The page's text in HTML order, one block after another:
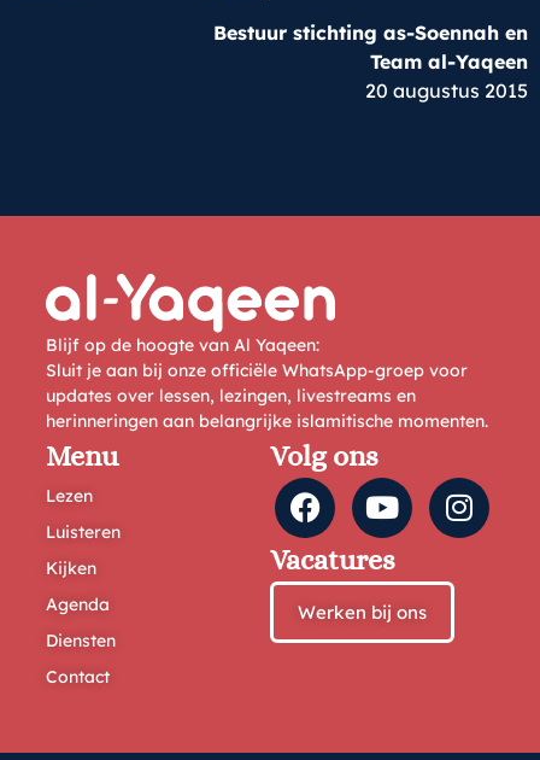
Bestuur stichting as-Soennah en
Team al-Yaqeen
20 augustus 2015
Blijf op de hoogte van Al Yaqeen:
Sluit je aan bij onze officiële WhatsApp-groep voor
updates over lessen, lezingen, livestreams en
herinneringen aan belangrijke islamitische momenten.
Menu
Lezen
Luisteren
Kijken
Agenda
Diensten
Contact
Volg ons
Vacatures
Werken bij ons